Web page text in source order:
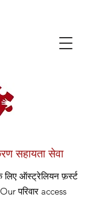
सहायता सेवा
लिए ऑस्ट्रेलियन फ़र्स्ट
Ourपरिवार access